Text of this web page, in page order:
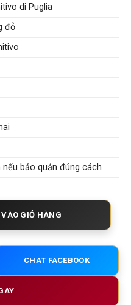
di Puglia
đỏ
nếu bảo quản đúng cách
18% – Tuyệt Tác Nồng
GIỎ HÀNG
CHAT FACEBOOK